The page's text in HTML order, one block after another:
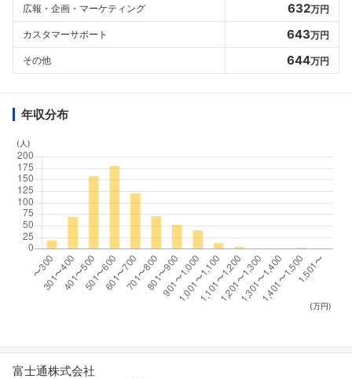
広報・企画・マーケティング 632万円
カスタマーサポート 643万円
その他 644万円
年収分布
(人)
(万円)
富士通株式会社